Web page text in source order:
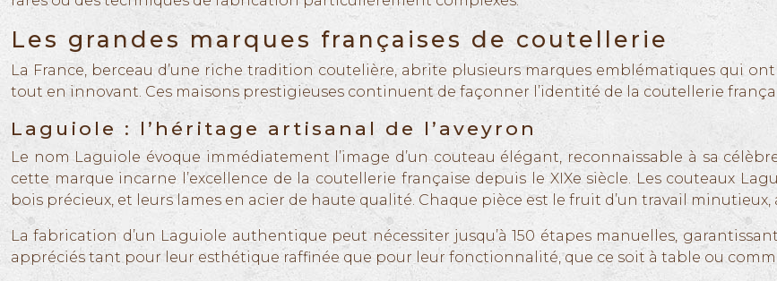
Les grandes marques françaises de coutellerie
La France, berceau d’une riche tradition coutelière, abrite plusieurs marques emblématiques qui
tout en innovant. Ces maisons prestigieuses continuent de façonner l’identité de la coutellerie
Laguiole : l’héritage artisanal de l’aveyron
Le nom Laguiole évoque immédiatement l’image d’un couteau élégant, reconnaissable à sa
cette marque incarne l’excellence de la coutellerie française depuis le XIXe siècle. Les couteaux
bois précieux, et leurs lames en acier de haute qualité. Chaque pièce est le fruit d’un travail
La fabrication d’un Laguiole authentique peut nécessiter jusqu’à 150 étapes manuelles,
appréciés tant pour leur esthétique raffinée que pour leur fonctionnalité, que ce soit à table ou